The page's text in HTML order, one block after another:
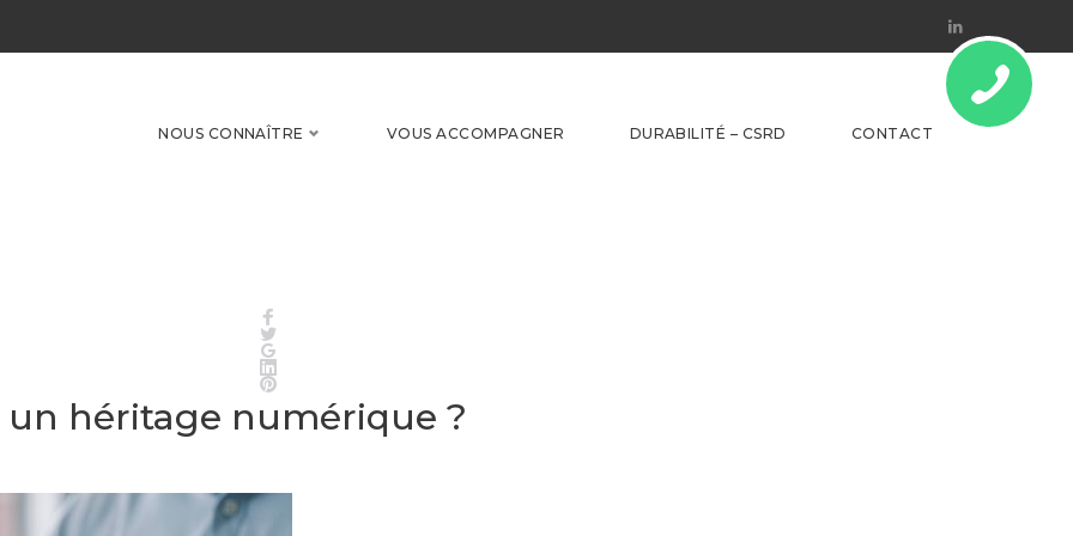
Linkedin
NOUS CONNAÎTRE VOUS ACCOMPAGNER DURABILITÉ – CSRD CONTACT
Twitter
Pinterest
un héritage numérique ?